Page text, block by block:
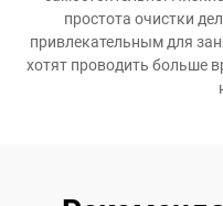
простота очистки
привлекательным для
хотят проводить больше